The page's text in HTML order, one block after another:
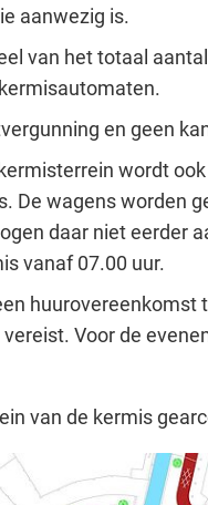
aanwezig is.
van het totaal
en geen
wordt
De wagens worden
daar niet eerder
vanaf 07.00 uur.
huurovereenkomst
Voor de
van de kermis